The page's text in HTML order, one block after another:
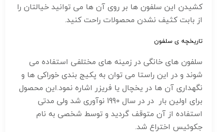
کشیدن این سلفون ها بر روی آن ها می توانید خیالتان را
از بابت کثیف نشدن محصولات راحت کنید.
تاریخچه ی سلفون
سلفون های خانگی در زمینه های مختلفی استفاده می
شوند و در این راستا می توان به پکیج بندی خوراکی ها و
نگهداری آن ها در یخچال یا فریزر اشاره نمود.این محصول
برای اولین بار در در سال 1990 نوآوری شد ولی مدتی
استفاده از آن متوقف گردید و توسط شخصی به نام
جکوئیس اختراع شد.